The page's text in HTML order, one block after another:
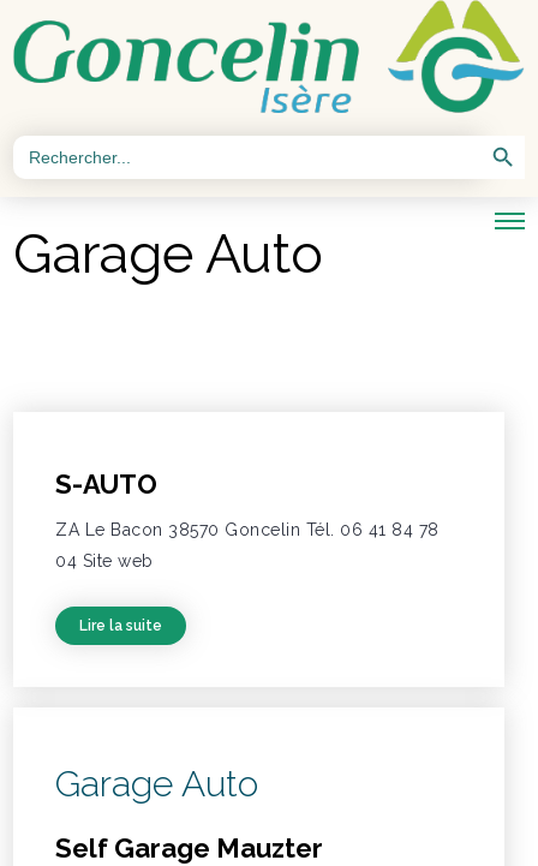
Search
for:
Search Button
Garage Auto
S-AUTO
ZA Le Bacon 38570 Goncelin Tél. 06 41 84 78
04 Site web
Lire la suite
Garage Auto
Self Garage Mauzter